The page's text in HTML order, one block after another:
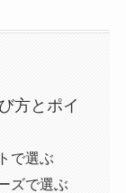
方とポイ
で選ぶ
ズで選ぶ